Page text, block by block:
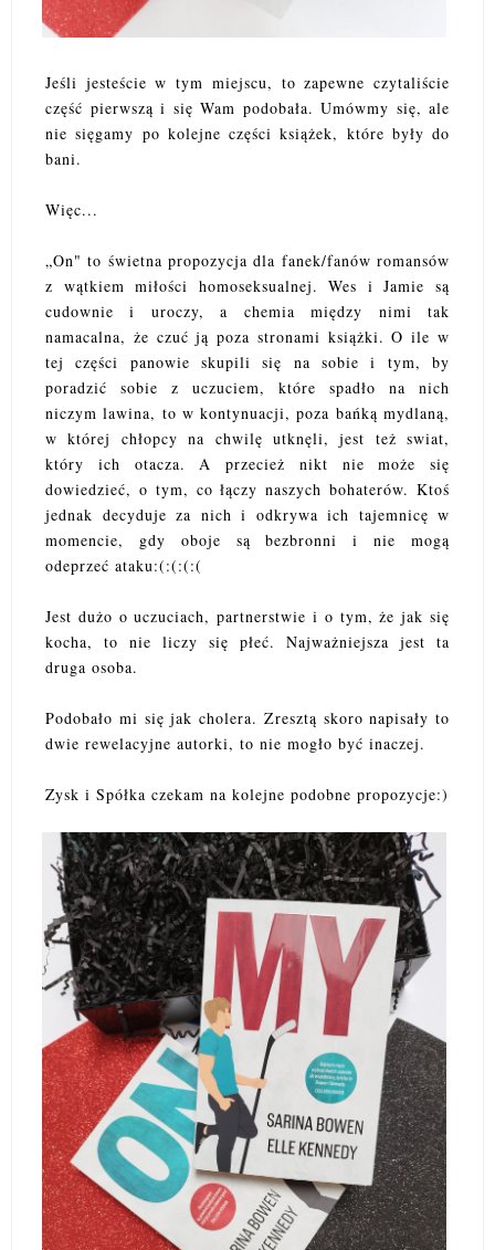
Jeśli jesteście w tym miejscu, to zapewne czytaliście
część pierwszą i się Wam podobała. Umówmy się, ale
nie sięgamy po kolejne części książek, które były do
bani.
Więc...
„On" to świetna propozycja dla fanek/fanów romansów
z wątkiem miłości homoseksualnej. Wes i Jamie są
cudownie i uroczy, a chemia między nimi tak
namacalna, że czuć ją poza stronami książki. O ile w
tej części panowie skupili się na sobie i tym, by
poradzić sobie z uczuciem, które spadło na nich
niczym lawina, to w kontynuacji, poza bańką mydlaną,
w której chłopcy na chwilę utknęli, jest też swiat,
który ich otacza. A przecież nikt nie może się
dowiedzieć, o tym, co łączy naszych bohaterów. Ktoś
jednak decyduje za nich i odkrywa ich tajemnicę w
momencie, gdy oboje są bezbronni i nie mogą
odeprzeć ataku:(:(:(:(
Jest dużo o uczuciach, partnerstwie i o tym, że jak się
kocha, to nie liczy się płeć. Najważniejsza jest ta
druga osoba.
Podobało mi się jak cholera. Zresztą skoro napisały to
dwie rewelacyjne autorki, to nie mogło być inaczej.
Zysk i Spółka czekam na kolejne podobne propozycje:)